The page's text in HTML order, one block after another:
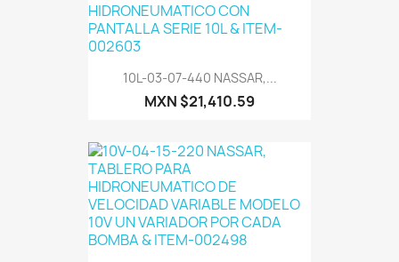
10L-03-07-440 NASSAR,...
MXN $21,410.59